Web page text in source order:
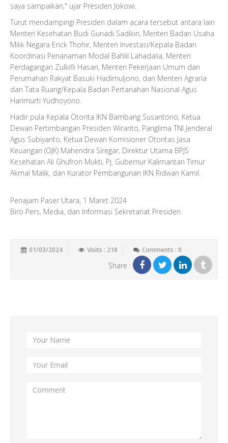
saya sampaikan," ujar Presiden Jokowi.
Turut mendampingi Presiden dalam acara tersebut antara lain
Menteri Kesehatan Budi Gunadi Sadikin, Menteri Badan Usaha
Milik Negara Erick Thohir, Menteri Investasi/Kepala Badan
Koordinasi Penanaman Modal Bahlil Lahadalia, Menteri
Perdagangan Zulkifli Hasan, Menteri Pekerjaan Umum dan
Perumahan Rakyat Basuki Hadimuljono, dan Menteri Agraria
dan Tata Ruang/Kepala Badan Pertanahan Nasional Agus
Harimurti Yudhoyono.
Hadir pula Kepala Otorita IKN Bambang Susantono, Ketua
Dewan Pertimbangan Presiden Wiranto, Panglima TNI Jenderal
Agus Subiyanto, Ketua Dewan Komisioner Otoritas Jasa
Keuangan (OJK) Mahendra Siregar, Direktur Utama BPJS
Kesehatan Ali Ghufron Mukti, Pj. Gubernur Kalimantan Timur
Akmal Malik, dan Kurator Pembangunan IKN Ridwan Kamil.
Penajam Paser Utara, 1 Maret 2024
Biro Pers, Media, dan Informasi Sekretariat Presiden
01/03/2024 Visits : 218 Comments : 0
Share :